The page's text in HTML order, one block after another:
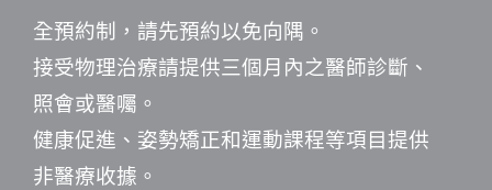
全預約制，請先預約以免向隅。
接受物理治療請提供三個月內之醫師診斷、
照會或醫囑。
健康促進、姿勢矯正和運動課程等項目提供
非醫療收據。